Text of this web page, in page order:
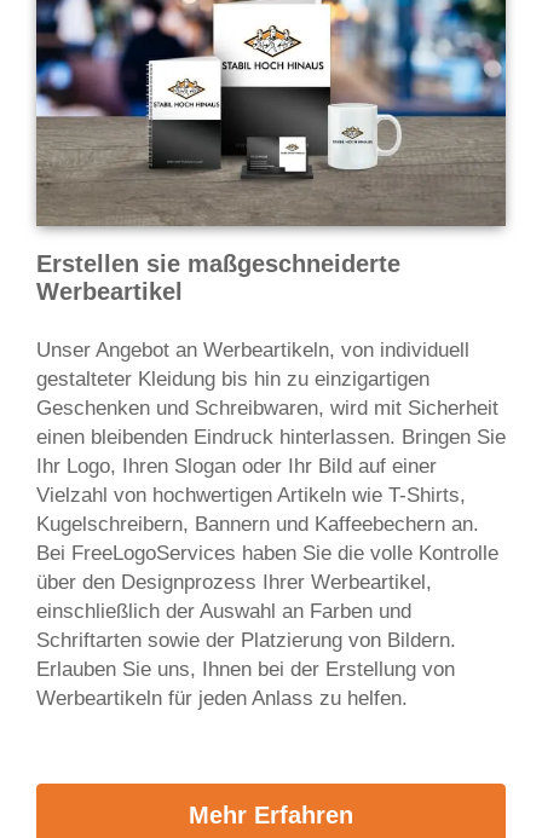
Erstellen sie maßgeschneiderte
Werbeartikel
Unser Angebot an Werbeartikeln, von individuell
gestalteter Kleidung bis hin zu einzigartigen
Geschenken und Schreibwaren, wird mit Sicherheit
einen bleibenden Eindruck hinterlassen. Bringen Sie
Ihr Logo, Ihren Slogan oder Ihr Bild auf einer
Vielzahl von hochwertigen Artikeln wie T-Shirts,
Kugelschreibern, Bannern und Kaffeebechern an.
Bei FreeLogoServices haben Sie die volle Kontrolle
über den Designprozess Ihrer Werbeartikel,
einschließlich der Auswahl an Farben und
Schriftarten sowie der Platzierung von Bildern.
Erlauben Sie uns, Ihnen bei der Erstellung von
Werbeartikeln für jeden Anlass zu helfen.
Mehr Erfahren